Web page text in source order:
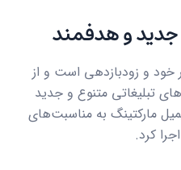
جدید و هدفمند
خود و زودبازدهی است و از
تبلیغاتی متنوع و جدید
مارکتینگ به مناسبت‌های
کرد.